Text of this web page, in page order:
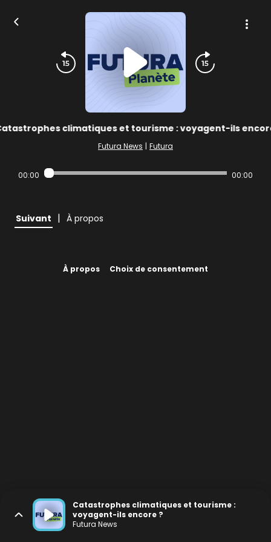
climatiques et tourisme : voyagent-ils
Futura News | Futura
00:00 00:00
Suivant | À propos
À propos Choix de consentement
Catastrophes climatiques et tourisme :
voyagent-ils encore ?
Futura News